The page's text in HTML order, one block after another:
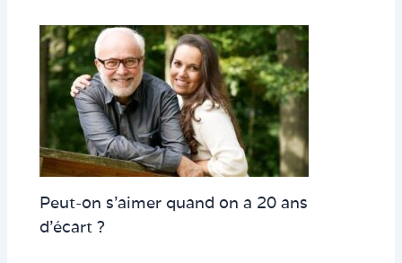
Peut-on s’aimer quand on a 20 ans
d’écart ?